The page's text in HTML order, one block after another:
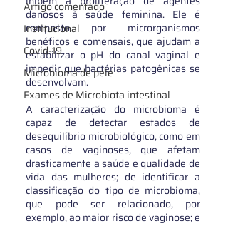
Artigo comentado
Institucional
Covid-19
Microbioma de pele
Exames de Microbiota intestinal
danosos à saúde feminina. Ele é
composto por microrganismos
benéficos e comensais, que ajudam a
estabilizar o pH do canal vaginal e
impedir que bactérias patogênicas se
desenvolvam.
A caracterização do microbioma é
capaz de detectar estados de
desequilíbrio microbiológico, como em
casos de vaginoses, que afetam
drasticamente a saúde e qualidade de
vida das mulheres; de identificar a
classificação do tipo de microbioma,
que pode ser relacionado, por
exemplo, ao maior risco de vaginose; e